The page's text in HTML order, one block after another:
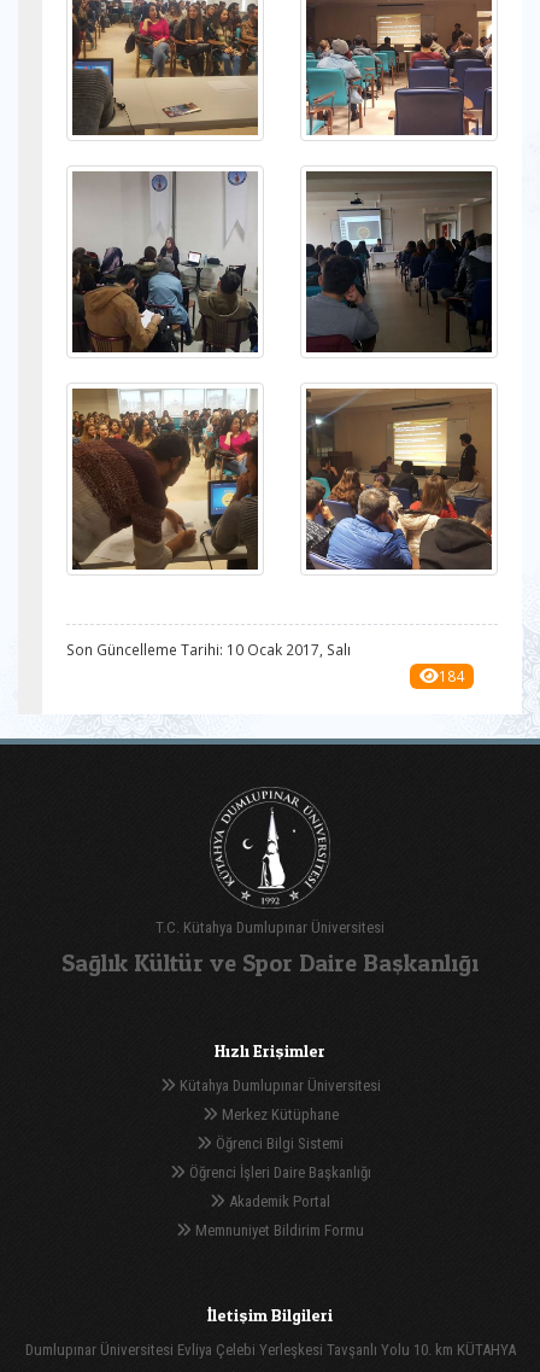
Son Güncelleme Tarihi: 10 Ocak 2017, Salı
184
T.C. Kütahya Dumlupınar Üniversitesi
Sağlık Kültür ve Spor Daire Başkanlığı
Hızlı Erişimler
Kütahya Dumlupınar Üniversitesi
Merkez Kütüphane
Öğrenci Bilgi Sistemi
Öğrenci İşleri Daire Başkanlığı
Akademik Portal
Memnuniyet Bildirim Formu
İletişim Bilgileri
Dumlupınar Üniversitesi Evliya Çelebi Yerleşkesi Tavşanlı Yolu 10. km KÜTAHYA